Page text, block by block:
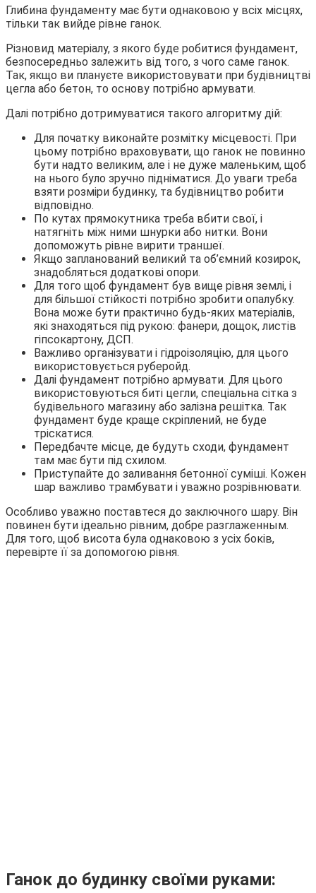
Глибина фундаменту має бути однаковою у всіх місцях,
тільки так вийде рівне ганок.
Різновид матеріалу, з якого буде робитися фундамент,
безпосередньо залежить від того, з чого саме ганок.
Так, якщо ви плануєте використовувати при будівництві
цегла або бетон, то основу потрібно армувати.
Далі потрібно дотримуватися такого алгоритму дій:
Для початку виконайте розмітку місцевості. При
цьому потрібно враховувати, що ганок не повинно
бути надто великим, але і не дуже маленьким, щоб
на нього було зручно підніматися. До уваги треба
взяти розміри будинку, та будівництво робити
відповідно.
По кутах прямокутника треба вбити свої, і
натягніть між ними шнурки або нитки. Вони
допоможуть рівне вирити траншеї.
Якщо запланований великий та об’ємний козирок,
знадобляться додаткові опори.
Для того щоб фундамент був вище рівня землі, і
для більшої стійкості потрібно зробити опалубку.
Вона може бути практично будь-яких матеріалів,
які знаходяться під рукою: фанери, дощок, листів
гіпсокартону, ДСП.
Важливо організувати і гідроізоляцію, для цього
використовується руберойд.
Далі фундамент потрібно армувати. Для цього
використовуються биті цегли, спеціальна сітка з
будівельного магазину або залізна решітка. Так
фундамент буде краще скріплений, не буде
тріскатися.
Передбачте місце, де будуть сходи, фундамент
там має бути під схилом.
Приступайте до заливання бетонної суміші. Кожен
шар важливо трамбувати і уважно розрівнювати.
Особливо уважно поставтеся до заключного шару. Він
повинен бути ідеально рівним, добре разглаженным.
Для того, щоб висота була однаковою з усіх боків,
перевірте її за допомогою рівня.
Ганок до будинку своїми руками: